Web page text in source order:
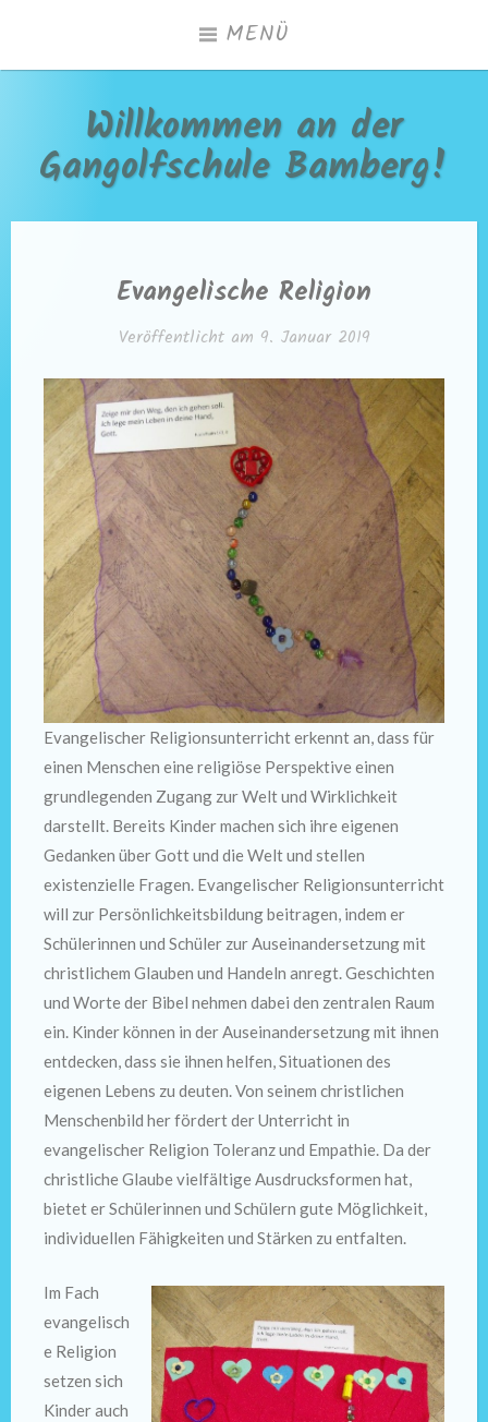
springen
MENÜ
Willkommen an der
Gangolfschule Bamberg!
Evangelische Religion
Veröffentlicht am 9. Januar 2019
Evangelischer Religionsunterricht erkennt an, dass für
einen Menschen eine religiöse Perspektive einen
grundlegenden Zugang zur Welt und Wirklichkeit
darstellt. Bereits Kinder machen sich ihre eigenen
Gedanken über Gott und die Welt und stellen
existenzielle Fragen. Evangelischer Religionsunterricht
will zur Persönlichkeitsbildung beitragen, indem er
Schülerinnen und Schüler zur Auseinandersetzung mit
christlichem Glauben und Handeln anregt. Geschichten
und Worte der Bibel nehmen dabei den zentralen Raum
ein. Kinder können in der Auseinandersetzung mit ihnen
entdecken, dass sie ihnen helfen, Situationen des
eigenen Lebens zu deuten. Von seinem christlichen
Menschenbild her fördert der Unterricht in
evangelischer Religion Toleranz und Empathie. Da der
christliche Glaube vielfältige Ausdrucksformen hat,
bietet er Schülerinnen und Schülern gute Möglichkeit,
individuellen Fähigkeiten und Stärken zu entfalten.
Im Fach
evangelisch
e Religion
setzen sich
Kinder auch